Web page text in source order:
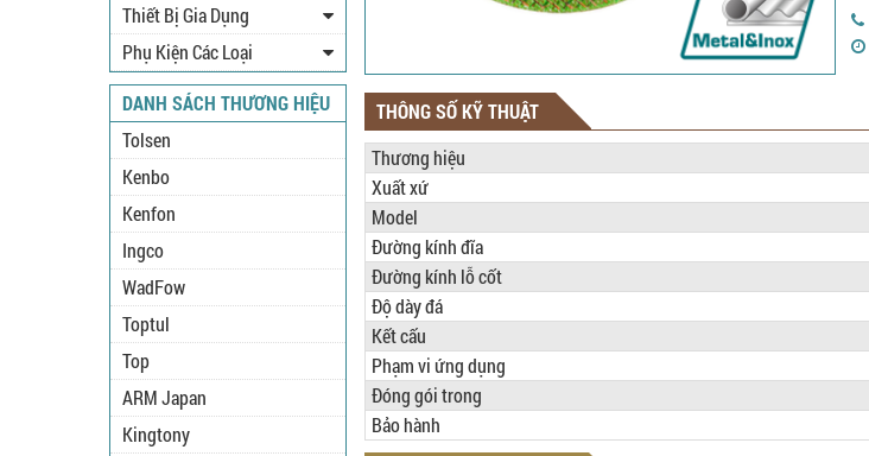
THÔNG SỐ KỸ THUẬT
Thương hiệu
Xuất xứ
Model
Đường kính đĩa
Đường kính lỗ cốt
Độ dày đá
Kết cấu
Phạm vi ứng dụng
Đóng gói trong
Bảo hành
Thiết Bị Gia Dụng
Phụ Kiện Các Loại
DANH SÁCH THƯƠNG HIỆU
Tolsen
Kenbo
Kenfon
Ingco
WadFow
Toptul
Top
ARM Japan
Kingtony